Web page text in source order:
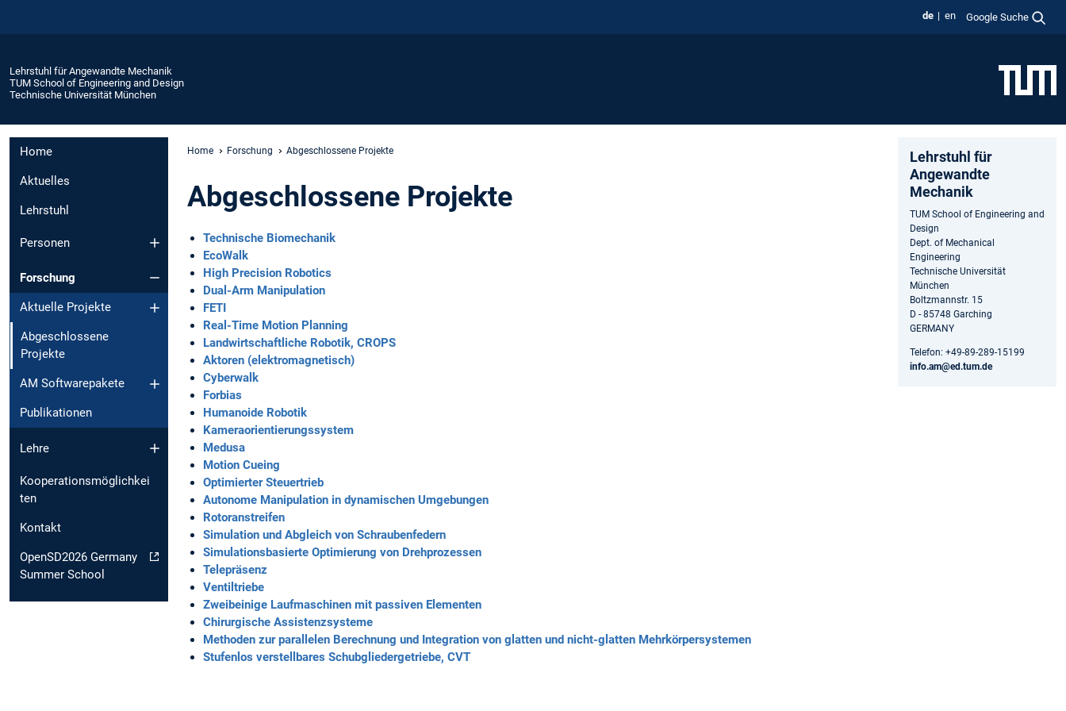
de en Google Suche
Lehrstuhl für Angewandte Mechanik
TUM School of Engineering and Design
Technische Universität München
Home
Aktuelles
Lehrstuhl
Personen
Forschung
Aktuelle Projekte
Abgeschlossene
Projekte
AM Softwarepakete
Publikationen
Lehre
Kooperationsmöglichkei
ten
Kontakt
OpenSD2026 Germany
Summer School
Home Forschung Abgeschlossene Projekte
Abgeschlossene Projekte
Technische Biomechanik
EcoWalk
High Precision Robotics
Dual-Arm Manipulation
FETI
Real-Time Motion Planning
Landwirtschaftliche Robotik, CROPS
Aktoren (elektromagnetisch)
Cyberwalk
Forbias
Humanoide Robotik
Kameraorientierungssystem
Medusa
Motion Cueing
Optimierter Steuertrieb
Autonome Manipulation in dynamischen Umgebungen
Rotoranstreifen
Simulation und Abgleich von Schraubenfedern
Simulationsbasierte Optimierung von Drehprozessen
Telepräsenz
Ventiltriebe
Zweibeinige Laufmaschinen mit passiven Elementen
Chirurgische Assistenzsysteme
Methoden zur parallelen Berechnung und Integration von glatten und nicht-glatten Mehrkörpersystemen
Stufenlos verstellbares Schubgliedergetriebe, CVT
Lehrstuhl für
Angewandte
Mechanik
TUM School of Engineering and
Design
Dept. of Mechanical
Engineering
Technische Universität
München
Boltzmannstr. 15
D - 85748 Garching
GERMANY
Telefon: +49-89-289-15199
info.am@ed.tum.de